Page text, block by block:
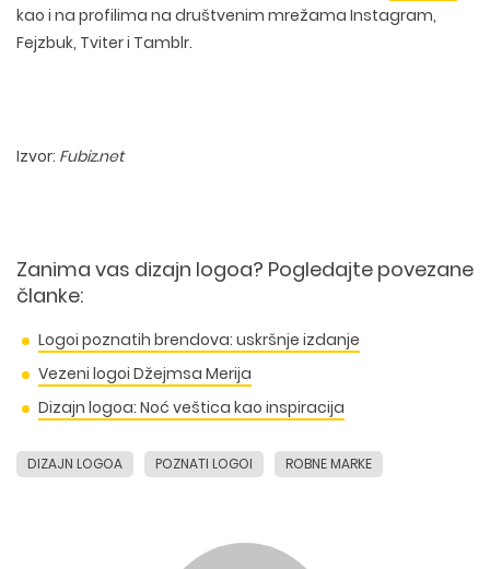
kao i na profilima na društvenim mrežama Instagram,
Fejzbuk, Tviter i Tamblr.
Izvor: Fubiz.net
Zanima vas dizajn logoa? Pogledajte povezane
članke:
Logoi poznatih brendova: uskršnje izdanje
Vezeni logoi Džejmsa Merija
Dizajn logoa: Noć veštica kao inspiracija
DIZAJN LOGOA POZNATI LOGOI ROBNE MARKE